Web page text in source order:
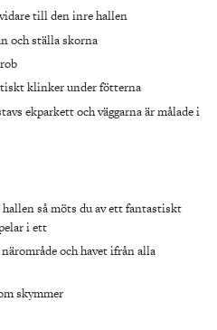
till den inre hallen
och ställa skorna
klinker under fötterna
ekparkett och väggarna är målade i
så möts du av ett fantastiskt
i ett
och havet ifrån alla
skymmer